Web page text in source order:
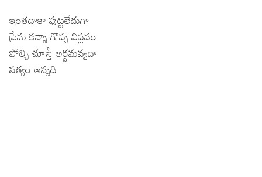
ఇంతదాకా పుట్టలేదుగా
ప్రేమ కన్నా గొప్ప విప్లవం
పోల్చి చూస్తే అర్దమవ్వదా
సత్యం అన్నది